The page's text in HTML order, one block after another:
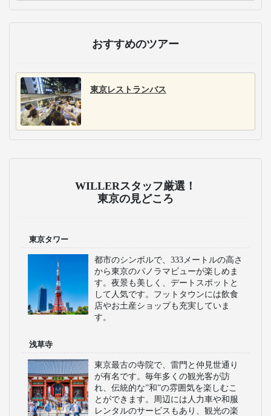
おすすめのツアー
東京レストランバス
WILLERスタッフ厳選！
東京の見どころ
東京タワー
都市のシンボルで、333メートルの高さ
から東京のパノラマビューが楽しめま
す。夜景も美しく、デートスポットと
して人気です。フットタウンには飲食
店やお土産ショップも充実していま
す。
浅草寺
東京最古の寺院で、雷門と仲見世通り
が有名です。毎年多くの観光客が訪
れ、伝統的な”和”の雰囲気を楽しむこ
とができます。周辺には人力車や和服
レンタルのサービスもあり、観光の楽